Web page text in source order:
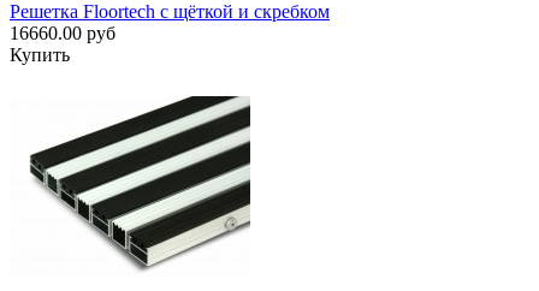
Решетка Floortech с щёткой и скребком
16660.00 руб
Купить